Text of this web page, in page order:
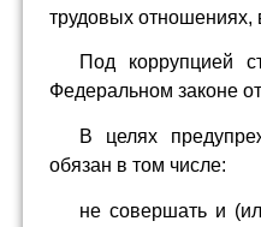
трудовых
Под коррупцией
Федеральном законе
В целях
обязан в том числе:
не совершать и